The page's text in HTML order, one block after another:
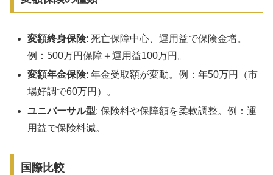
変額終身保険: 死亡保障中心、運用益で保険金増。
例：500万円保障＋運用益100万円。
変額年金保険: 年金受取額が変動。例：年50万円（市
場好調で60万円）。
ユニバーサル型: 保険料や保障額を柔軟調整。例：運
用益で保険料減。
国際比較